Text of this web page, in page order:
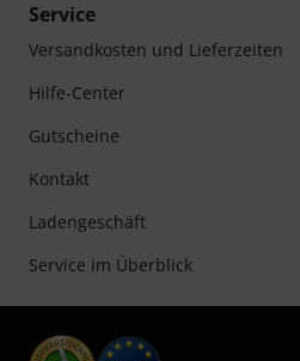
Service
Versandkosten und Lieferzeiten
Hilfe-Center
Gutscheine
Kontakt
Ladengeschäft
Service im Überblick